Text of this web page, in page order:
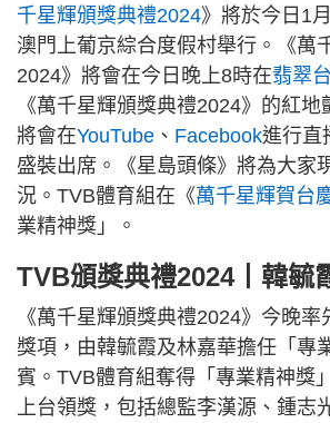
千星輝頒獎典禮2024》將於今日1
澳門上葡京綜合度假村舉行。《萬
2024》將會在今日晚上8時在翡翠台
《萬千星輝頒獎典禮2024》的紅
將會在YouTube 、 Facebook進行直
盛裝出席。《星島頭條》將為大家
況。TVB體育組在《萬千星輝賀台
業精神獎」。
TVB頒獎典禮2024丨韓毓
《萬千星輝頒獎典禮2024》今晚
獎項，由韓毓霞及林嘉華擔任「專
賓。TVB體育組奪得「專業精神獎
上台領獎，包括總監李漢源、鍾志